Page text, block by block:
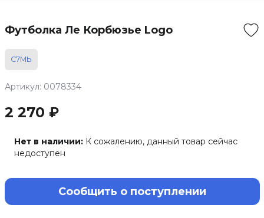
Футболка Ле Корбюзье Logo
С7МЬ
Артикул: 0078334
2 270 ₽
Нет в наличии: К сожалению, данный товар сейчас
недоступен
Сообщить о поступлении